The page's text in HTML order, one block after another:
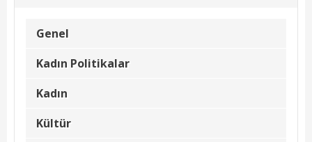
Tamamlanan Projeler
Devam Eden Projeler
Planlanan Projeler
Haberler
Genel
Kadın Politikalar
Kadın
Kültür